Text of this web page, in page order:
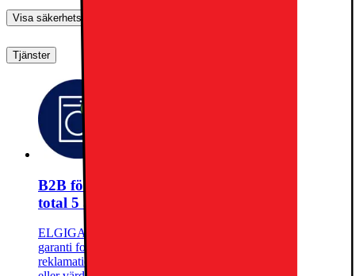
Visa säkerhetsinformation
Tjänster
B2B förlängd garanti för torktumlare (upp till
total 5 år)
ELGIGANTEN FÖRLÄNGD GARANTIMed en förlängd
garanti fortsätter du att skydda din produkt efter garanti- och
reklamationstiden har löpt ut. Ingen självrisk, åldersavdrag